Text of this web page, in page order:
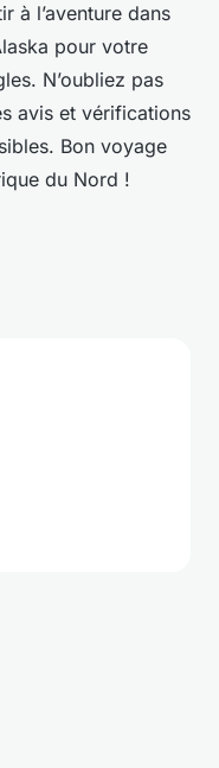
à l’aventure dans
pour votre
N’oubliez pas
avis et vérifications
Bon voyage
du Nord !